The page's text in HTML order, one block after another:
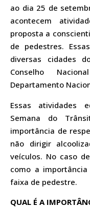
ao dia 25 de
acontecem
proposta a
de pedestres.
diversas cidades
Conselho
Departamento
Essas atividades
Semana do
importância de
não dirigir
veículos. No caso
como a
faixa de pedestre.
QUAL É A